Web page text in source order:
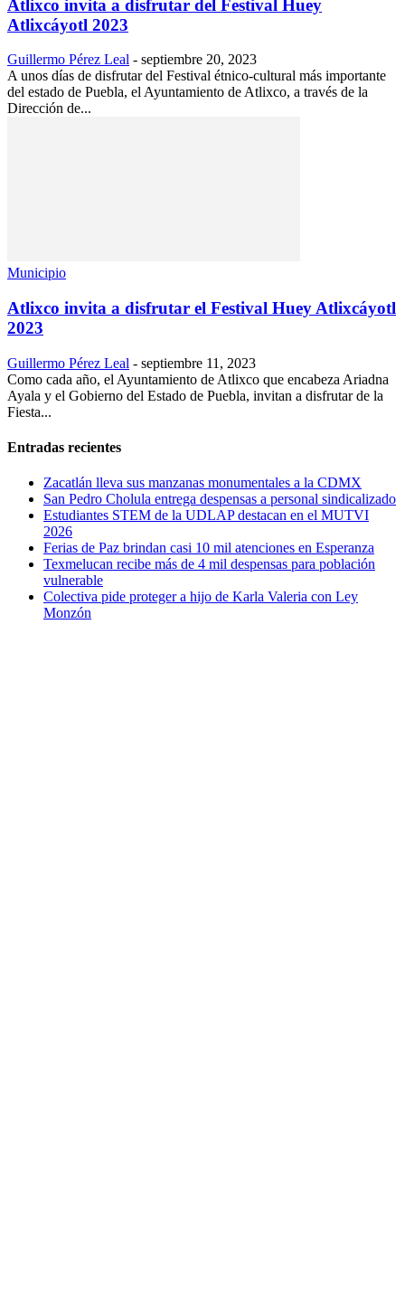
Atlixco invita a disfrutar del Festival Huey
Atlixcáyotl 2023
Guillermo Pérez Leal - septiembre 20, 2023
A unos días de disfrutar del Festival étnico-cultural más importante
del estado de Puebla, el Ayuntamiento de Atlixco, a través de la
Dirección de...
Municipio
Atlixco invita a disfrutar el Festival Huey Atlixcáyotl
2023
Guillermo Pérez Leal - septiembre 11, 2023
Como cada año, el Ayuntamiento de Atlixco que encabeza Ariadna
Ayala y el Gobierno del Estado de Puebla, invitan a disfrutar de la
Fiesta...
Entradas recientes
Zacatlán lleva sus manzanas monumentales a la CDMX
San Pedro Cholula entrega despensas a personal sindicalizado
Estudiantes STEM de la UDLAP destacan en el MUTVI
2026
Ferias de Paz brindan casi 10 mil atenciones en Esperanza
Texmelucan recibe más de 4 mil despensas para población
vulnerable
Colectiva pide proteger a hijo de Karla Valeria con Ley
Monzón